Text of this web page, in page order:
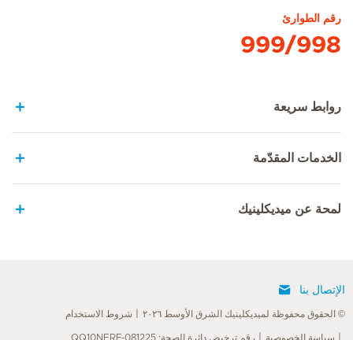
رقم الطوارئ
999/998
روابط سريعة
الخدمات المقدّمة
لمحة عن ميديكلينيك
الإتصال بنا
© الحقوق محفوظة لميديكلينيك الشرق الأوسط ٢٠٢٦ شروط الاستخدام
سياسة الخصوصية رقم ترخيص دائرة الصحة: QQ10NERF-081225